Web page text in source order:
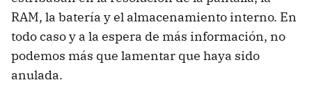
RAM, la batería y el almacenamiento interno. En
todo caso y a la espera de más información, no
podemos más que lamentar que haya sido
anulada.